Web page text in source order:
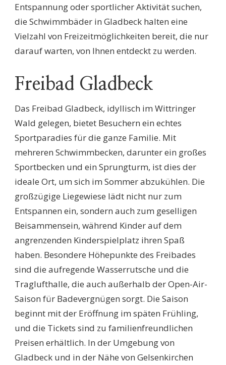
Entspannung oder sportlicher Aktivität suchen,
die Schwimmbäder in Gladbeck halten eine
Vielzahl von Freizeitmöglichkeiten bereit, die nur
darauf warten, von Ihnen entdeckt zu werden.
Freibad Gladbeck
Das Freibad Gladbeck, idyllisch im Wittringer
Wald gelegen, bietet Besuchern ein echtes
Sportparadies für die ganze Familie. Mit
mehreren Schwimmbecken, darunter ein großes
Sportbecken und ein Sprungturm, ist dies der
ideale Ort, um sich im Sommer abzukühlen. Die
großzügige Liegewiese lädt nicht nur zum
Entspannen ein, sondern auch zum geselligen
Beisammensein, während Kinder auf dem
angrenzenden Kinderspielplatz ihren Spaß
haben. Besondere Höhepunkte des Freibades
sind die aufregende Wasserrutsche und die
Traglufthalle, die auch außerhalb der Open-Air-
Saison für Badevergnügen sorgt. Die Saison
beginnt mit der Eröffnung im späten Frühling,
und die Tickets sind zu familienfreundlichen
Preisen erhältlich. In der Umgebung von
Gladbeck und in der Nähe von Gelsenkirchen